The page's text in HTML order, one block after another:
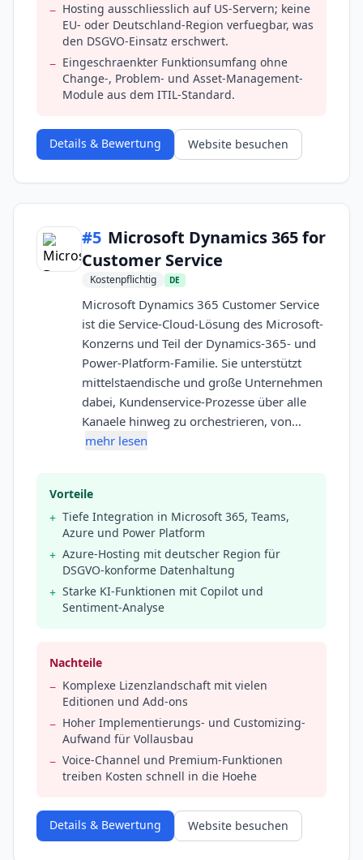
− Hosting ausschliesslich auf US-Servern; keine
EU- oder Deutschland-Region verfuegbar, was
den DSGVO-Einsatz erschwert.
− Eingeschraenkter Funktionsumfang ohne
Change-, Problem- und Asset-Management-
Module aus dem ITIL-Standard.
Details & Bewertung Website besuchen
#5 Microsoft Dynamics 365 for
Customer Service
Kostenpflichtig DE
Microsoft Dynamics 365 Customer Service
ist die Service-Cloud-Lösung des Microsoft-
Konzerns und Teil der Dynamics-365- und
Power-Platform-Familie. Sie unterstützt
mittelstaendische und große Unternehmen
dabei, Kundenservice-Prozesse über alle
Kanaele hinweg zu orchestrieren, von…
mehr lesen
Vorteile
+ Tiefe Integration in Microsoft 365, Teams,
Azure und Power Platform
+ Azure-Hosting mit deutscher Region für
DSGVO-konforme Datenhaltung
+ Starke KI-Funktionen mit Copilot und
Sentiment-Analyse
Nachteile
− Komplexe Lizenzlandschaft mit vielen
Editionen und Add-ons
− Hoher Implementierungs- und Customizing-
Aufwand für Vollausbau
− Voice-Channel und Premium-Funktionen
treiben Kosten schnell in die Hoehe
Details & Bewertung Website besuchen